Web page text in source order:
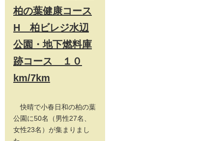
柏の葉健康コース
H 柏ビレジ水辺
公園・地下燃料庫
跡コース １０
km/7km
快晴で小春日和の柏の葉
公園に50名（男性27名、
女性23名）が集まりまし